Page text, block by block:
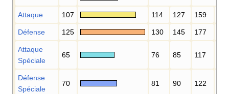
Attaque 107 114 127 159
Défense 125 130 145 177
Attaque
Spéciale
65 76 85 117
Défense
Spéciale
70 81 90 122